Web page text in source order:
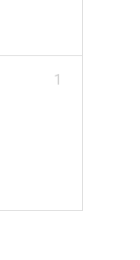
1